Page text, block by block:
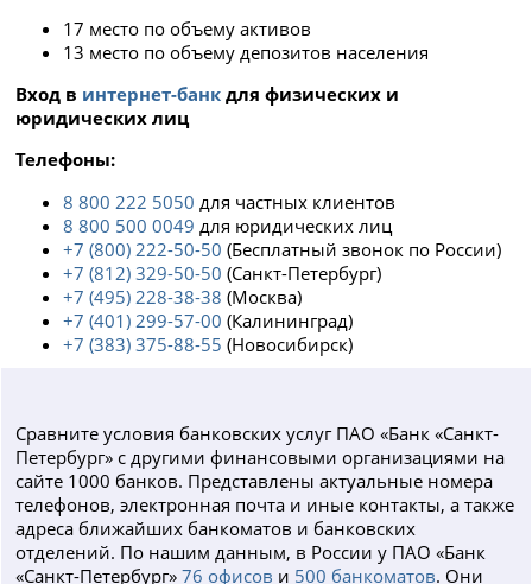
17 место по объему активов
13 место по объему депозитов населения
Вход в интернет-банк для физических и
юридических лиц
Телефоны:
8 800 222 5050 для частных клиентов
8 800 500 0049 для юридических лиц
+7 (800) 222-50-50 (Бесплатный звонок по России)
+7 (812) 329-50-50 (Санкт-Петербург)
+7 (495) 228-38-38 (Москва)
+7 (401) 299-57-00 (Калининград)
+7 (383) 375-88-55 (Новосибирск)
Сравните условия банковских услуг ПАО «Банк «Санкт-
Петербург» с другими финансовыми организациями на
сайте 1000 банков. Представлены актуальные номера
телефонов, электронная почта и иные контакты, а также
адреса ближайших банкоматов и банковских
отделений. По нашим данным, в России у ПАО «Банк
«Санкт-Петербург»76 офисов и 500 банкоматов. Они